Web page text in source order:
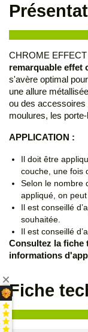
CHROME EFFECT
remarquable effet
s'avère optimal
une allure
ou des accessoires
moulures, les
APPLICATION :
Il doit être
couche, une fois
Selon le nombre
appliqué, on
Il est conseillé
souhaitée.
Il est conseillé
Consultez la fiche
informations
Fiche